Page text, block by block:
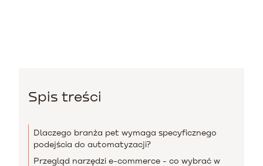
Spis treści
Dlaczego branża pet wymaga specyficznego
podejścia do automatyzacji?
Przegląd narzędzi e-commerce - co wybrać w